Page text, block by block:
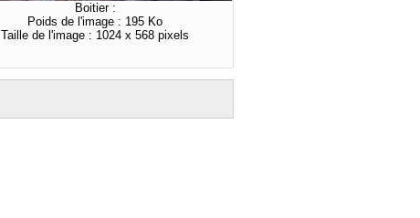
Boitier :
Poids de l'image : 195 Ko
Taille de l'image : 1024 x 568 pixels